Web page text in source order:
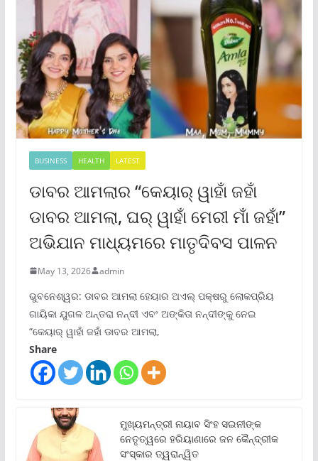
BUSINESS HEALTH LATEST
ଡାବର ଆମଲାର “କେୟାର୍ ୱାହାଁ ଜହାଁ
ଡାବର ଆମଲା, ଘର୍ ୱାହାଁ ମେରୀ ମାଁ ଜହାଁ”
ଅଭିଯାନ ମାଧ୍ୟମରେ ମାତୃଦିବସ ପାଳନ
May 13, 2026 admin
ଭୁବନେଶ୍ୱର: ଡାବର ଆମଲା ହେୟାର ଅଏଲ୍ ପକ୍ଷରୁ ଲୋକପ୍ରିୟ
ଗାୟିକା ଯୁଗଳ ଅନ୍ତରା ନନ୍ଦୀ ଏବଂ ଅଙ୍କିତା ନନ୍ଦୀଙ୍କୁ ନେଇ
“କେୟାର୍ ୱାହାଁ ଜହାଁ ଡାବର ଆମଲା,
Share
ମୁଖ୍ୟମନ୍ତ୍ରୀ ନାୟାବ ସିଂହ ସଇନୀଙ୍କ
ନେତୃତ୍ୱରେ ହରିୟାଣାରେ ଜନ କୈନ୍ଦ୍ରୀକ
ସଂସ୍କାର ତ୍ୱରାନ୍ୱିତ